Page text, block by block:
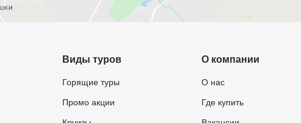
Виды туров
Горящие туры
Промо акции
О компании
О нас
Где купить